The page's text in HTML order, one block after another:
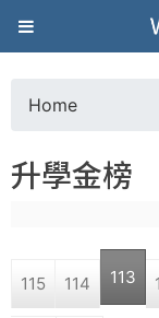
葳
格
高
o
a
Home
升學金榜
115 114 113